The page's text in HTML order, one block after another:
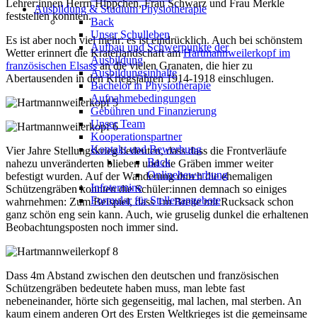
Ausbildung & Studium Physiotherapie
Back
Unser Schulleben
Aufbau und Schwerpunkte der
Ausbildung
Ausbildungsinhalte
Bachelor in Physiotherapie
Aufnahmebedingungen
Gebühren und Finanzierung
Unser Team
Kooperationspartner
Kontakt und Bewerbung
Back
Onlinebewerbung
Infotermine
Formular für Stellenangebote
Lehrer:innen Herrn Hippchen, Frau Schwarz und Frau Merkle
feststellen konnten.
Es ist aber noch viel mehr: es ist eindrücklich. Auch bei schönstem
Wetter erinnert die Kraterlandschaft amHartmannweilerkopf im
französischen Elsassan die vielen Granaten, die hier zu
Abertausenden in den Kriegsjahren 1914-1918 einschlugen.
Vier Jahre Stellungskrieg bedeuten, dass dass die Frontverläufe
nahezu unveränderten blieben und die Gräben immer weiter
befestigt wurden. Auf der Wanderung durch die ehemaligen
Schützengräben konnten die Schüler:innen demnach so einiges
wahrnehmen: Zum Beispiel, dass 1m Breite mit Rucksack schon
ganz schön eng sein kann. Auch, wie gruselig dunkel die erhaltenen
Beobachtungsposten noch immer sind.
Dass 4m Abstand zwischen den deutschen und französischen
Schützengräben bedeutete haben muss, man lebte fast
nebeneinander, hörte sich gegenseitig, mal lachen, mal sterben. An
kaum einem anderen Ort des Ersten Weltkrieges ist die gemeinsame